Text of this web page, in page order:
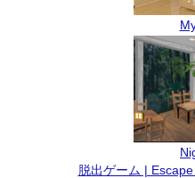
脱出ゲーム |